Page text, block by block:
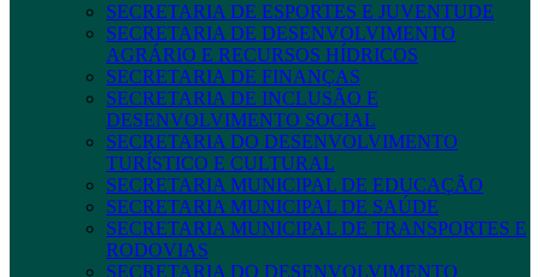
SECRETARIA DE ESPORTES E JUVENTUDE
SECRETARIA DE DESENVOLVIMENTO
AGRÁRIO E RECURSOS HÍDRICOS
SECRETARIA DE FINANÇAS
SECRETARIA DE INCLUSÃO E
DESENVOLVIMENTO SOCIAL
SECRETARIA DO DESENVOLVIMENTO
TURÍSTICO E CULTURAL
SECRETARIA MUNICIPAL DE EDUCAÇÃO
SECRETARIA MUNICIPAL DE SAÚDE
SECRETARIA MUNICIPAL DE TRANSPORTES E
RODOVIAS
SECRETARIA DO DESENVOLVIMENTO